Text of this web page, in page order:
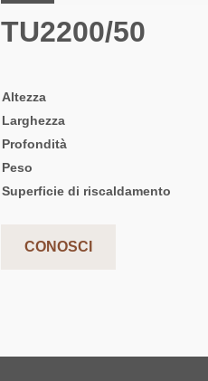
TU2200/50
Altezza
Larghezza
Profondità
Peso
Superficie di riscaldamento
CONOSCI